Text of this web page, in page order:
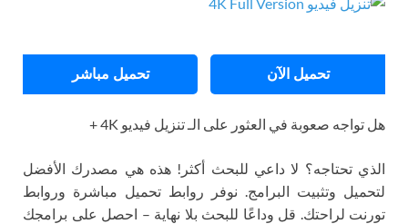
تحميل الآن تحميل مباشر
هل تواجه صعوبة في العثور على الـ تنزيل فيديو 4K +
الذي تحتاجه؟ لا داعي للبحث أكثر! هذه هي مصدرك الأفضل
لتحميل وتثبيت البرامج. نوفر روابط تحميل مباشرة وروابط
تورنت لراحتك. قل وداعًا للبحث بلا نهاية – احصل على برامجك